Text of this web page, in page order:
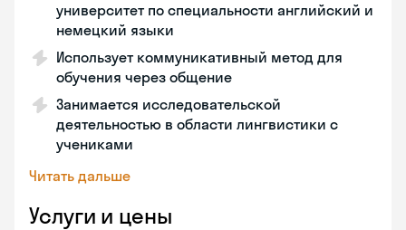
университет по специальности английский и
немецкий языки
Использует коммуникативный метод для
обучения через общение
Занимается исследовательской
деятельностью в области лингвистики с
учениками
Читать дальше
Услуги и цены